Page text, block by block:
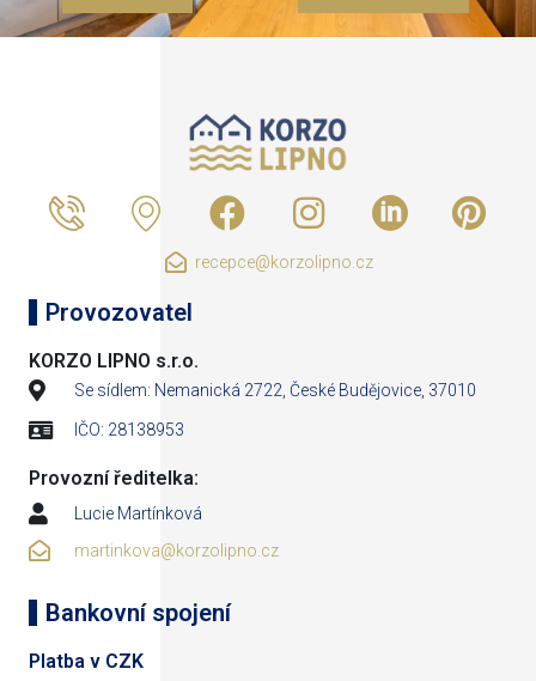
recepce@korzolipno.cz
Provozovatel
KORZO LIPNO s.r.o.
Se sídlem: Nemanická 2722, České Budějovice, 37010
IČO: 28138953
Provozní ředitelka:
Lucie Martínková
martinkova@korzolipno.cz
Bankovní spojení
Platba v CZK